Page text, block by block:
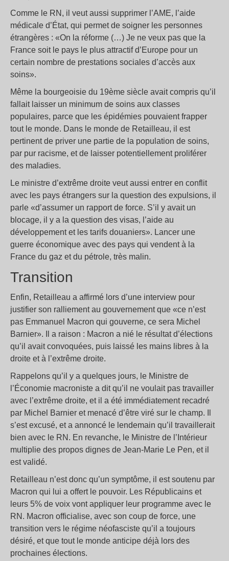
Comme le RN, il veut aussi supprimer l’AME, l’aide
médicale d’État, qui permet de soigner les personnes
étrangères : «On la réforme (…) Je ne veux pas que la
France soit le pays le plus attractif d’Europe pour un
certain nombre de prestations sociales d’accès aux
soins».
Même la bourgeoisie du 19ème siècle avait compris qu’il
fallait laisser un minimum de soins aux classes
populaires, parce que les épidémies pouvaient frapper
tout le monde. Dans le monde de Retailleau, il est
pertinent de priver une partie de la population de soins,
par pur racisme, et de laisser potentiellement proliférer
des maladies.
Le ministre d’extrême droite veut aussi entrer en conflit
avec les pays étrangers sur la question des expulsions, il
parle «d’assumer un rapport de force. S’il y avait un
blocage, il y a la question des visas, l’aide au
développement et les tarifs douaniers». Lancer une
guerre économique avec des pays qui vendent à la
France du gaz et du pétrole, très malin.
Transition
Enfin, Retailleau a affirmé lors d’une interview pour
justifier son ralliement au gouvernement que «ce n’est
pas Emmanuel Macron qui gouverne, ce sera Michel
Barnier». Il a raison : Macron a nié le résultat d’élections
qu’il avait convoquées, puis laissé les mains libres à la
droite et à l’extrême droite.
Rappelons qu’il y a quelques jours, le Ministre de
l’Économie macroniste a dit qu’il ne voulait pas travailler
avec l’extrême droite, et il a été immédiatement recadré
par Michel Barnier et menacé d’être viré sur le champ. Il
s’est excusé, et a annoncé le lendemain qu’il travaillerait
bien avec le RN. En revanche, le Ministre de l’Intérieur
multiplie des propos dignes de Jean-Marie Le Pen, et il
est validé.
Retailleau n’est donc qu’un symptôme, il est soutenu par
Macron qui lui a offert le pouvoir. Les Républicains et
leurs 5% de voix vont appliquer leur programme avec le
RN. Macron officialise, avec son coup de force, une
transition vers le régime néofasciste qu’il a toujours
désiré, et que tout le monde anticipe déjà lors des
prochaines élections.